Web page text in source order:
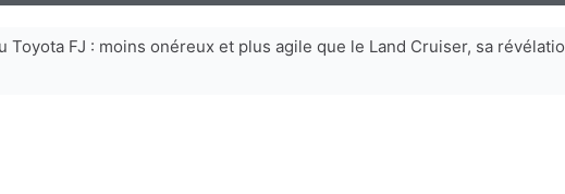
Toyota FJ : moins onéreux et plus agile que le Land Cruiser, sa